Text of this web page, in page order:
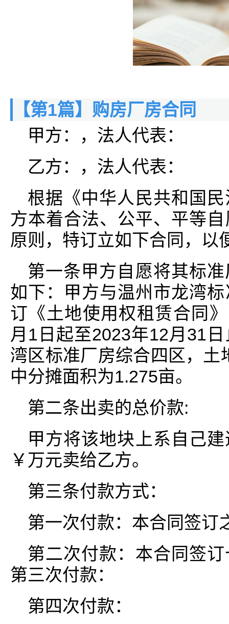
【第1篇】购房厂房合同
甲方：，法人代表：
乙方：，法人代表：
根据《中华人民共和国
方本着合法、公平、平等
原则，特订立如下合同，以
第一条甲方自愿将其标
如下：甲方与温州市龙湾
订《土地使用权租赁合同
月1日起至2023年12月31
湾区标准厂房综合四区，
中分摊面积为1.275亩。
第二条出卖的总价款:
甲方将该地块上系自己
￥万元卖给乙方。
第三条付款方式：
第一次付款：本合同签订
第二次付款：本合同签
第三次付款：
第四次付款：